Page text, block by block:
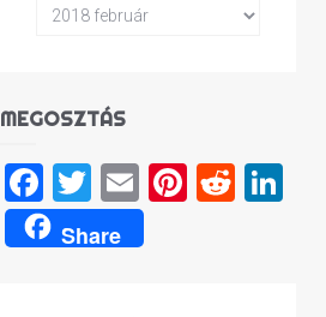
MEGOSZTÁS
Facebook
Twitter
Email
Share